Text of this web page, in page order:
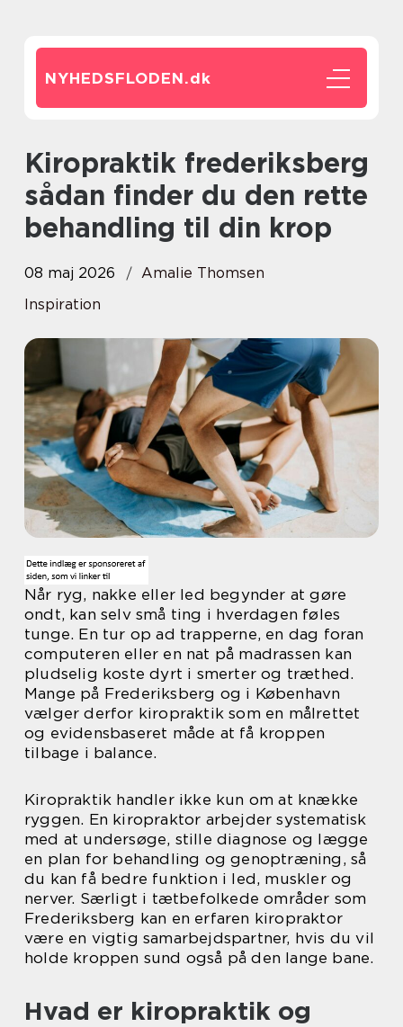
NYHEDSFLODEN.dk
Kiropraktik frederiksberg
sådan finder du den rette
behandling til din krop
08 maj 2026
Amalie Thomsen
Inspiration
Når ryg, nakke eller led begynder at gøre
ondt, kan selv små ting i hverdagen føles
tunge. En tur op ad trapperne, en dag foran
computeren eller en nat på madrassen kan
pludselig koste dyrt i smerter og træthed.
Mange på Frederiksberg og i København
vælger derfor kiropraktik som en målrettet
og evidensbaseret måde at få kroppen
tilbage i balance.
Kiropraktik handler ikke kun om at knække
ryggen. En kiropraktor arbejder systematisk
med at undersøge, stille diagnose og lægge
en plan for behandling og genoptræning, så
du kan få bedre funktion i led, muskler og
nerver. Særligt i tætbefolkede områder som
Frederiksberg kan en erfaren kiropraktor
være en vigtig samarbejdspartner, hvis du vil
holde kroppen sund også på den lange bane.
Hvad er kiropraktik og